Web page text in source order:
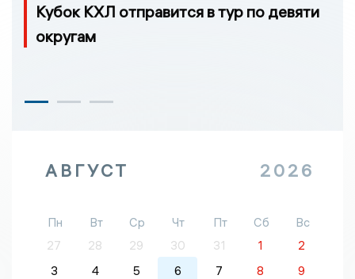
Кубок КХЛ отправится в тур по девяти
округам
АВГУСТ 2026
Пн Вт Ср Чт Пт Сб
Вс
27
28 29 30 31 1
2
3
4 5 6 7 8
9